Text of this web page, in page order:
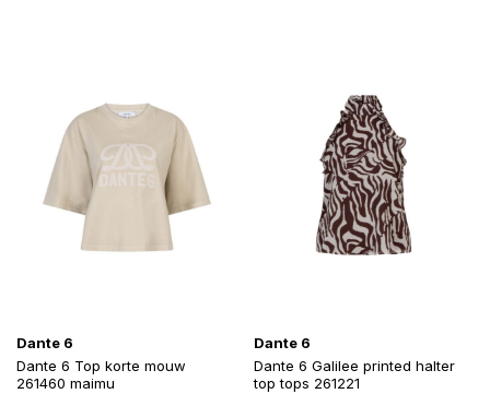
Dante 6
Dante 6 Top korte mouw
261460 maimu
Dante 6
Dante 6 Galilee printed halter
top tops 261221